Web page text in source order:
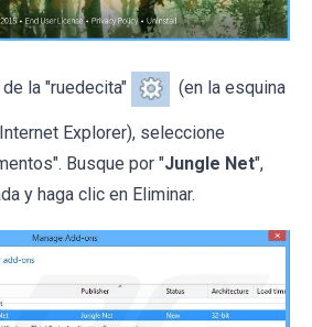
la "ruedecita" (en la esquina
Explorer), seleccione
Busque por "Jungle Net",
y haga clic en Eliminar.